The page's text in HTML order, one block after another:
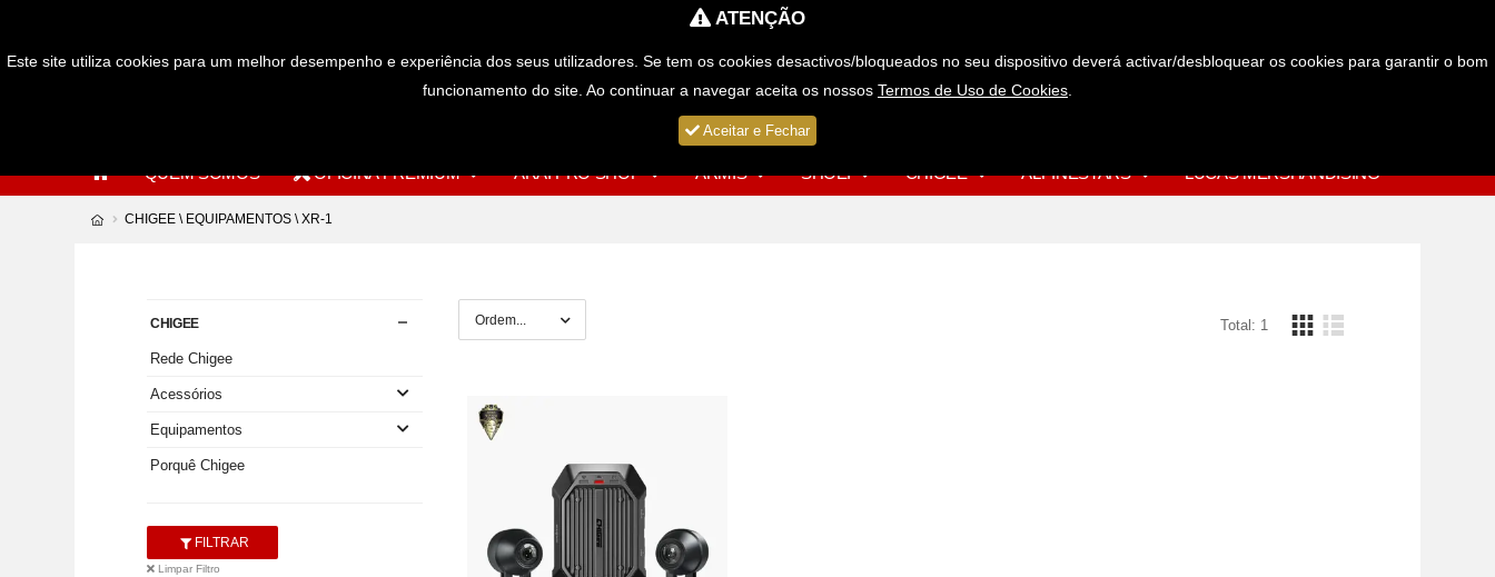
Portes Grátis para Compras > 49€
QUEM SOMOS OFICINA PREMIUM ARAI PRO SHOP ARMIS SHOEI CHIGEE ALPINESTARS LUCAS MERSHANDISING
CHIGEE \ EQUIPAMENTOS \ XR-1
CHIGEE
Rede Chigee
Acessórios
Equipamentos
Porquê Chigee
FILTRAR
Limpar Filtro
Total: 1
ATENÇÃO
Este site utiliza cookies para um melhor desempenho e experiência dos seus utilizadores. Se tem os cookies desactivos/bloqueados no seu dispositivo deverá activar/desbloquear os cookies para garantir o bom
funcionamento do site. Ao continuar a navegar aceita os nossos Termos de Uso de Cookies
Aceitar e Fechar